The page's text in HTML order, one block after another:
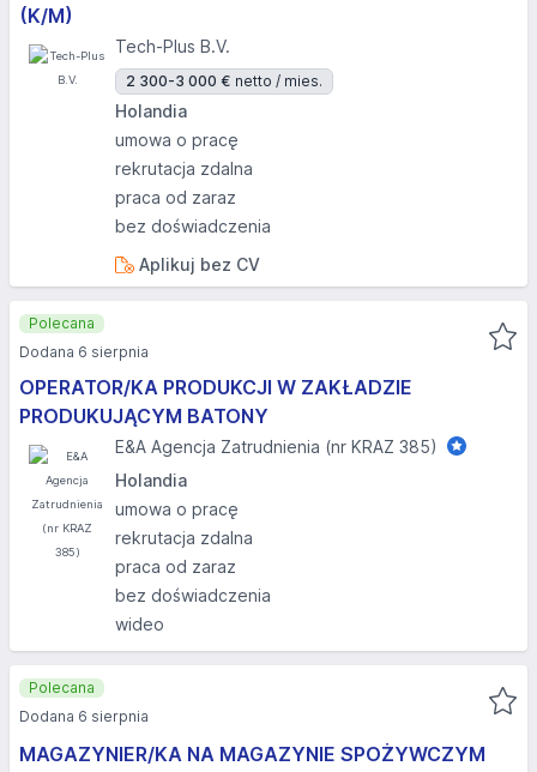
(K/M)
Tech-Plus B.V.
2 300-3 000 € netto / mies.
Holandia
umowa o pracę
rekrutacja zdalna
praca od zaraz
bez doświadczenia
Aplikuj bez CV
OPERATOR/KA PRODUKCJI W ZAKŁADZIE
PRODUKUJĄCYM BATONY
E&A Agencja Zatrudnienia (nr KRAZ 385)
Holandia
umowa o pracę
rekrutacja zdalna
praca od zaraz
bez doświadczenia
wideo
Polecana
Dodana 6 sierpnia
MAGAZYNIER/KA NA MAGAZYNIE SPOŻYWCZYM
Polecana
Dodana 6 sierpnia